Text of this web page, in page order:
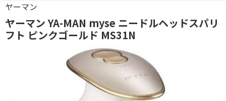
ヤーマン
ヤーマン YA-MAN myse ニードルヘッドスパリ
フト ピンクゴールド MS31N